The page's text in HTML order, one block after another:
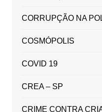
CORRUPÇÃO NA
COSMÓPOLIS
COVID 19
CREA – SP
CRIME CONTRA